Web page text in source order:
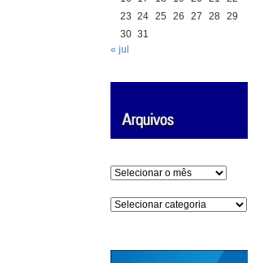
23 24 25 26 27 28 29
30 31
« jul
Arquivos
Categorias